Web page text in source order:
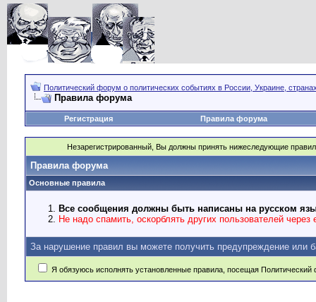
Политический форум о политических событиях в России, Украине,
Правила форума
Регистрация Правила форума
Незарегистрированный, Вы должны принять нижеследующие
Правила форума
Основные правила
Все сообщения должны быть написаны на русском
Не надо спамить, оскорблять других пользователей
За нарушение правил вы можете получить предупреждение или
Я обязуюсь исполнять установленные правила, посещая